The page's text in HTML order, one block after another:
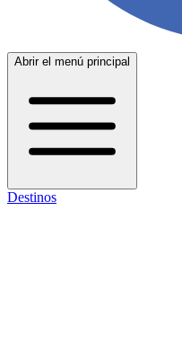
Abrir el menú principal
Destinos